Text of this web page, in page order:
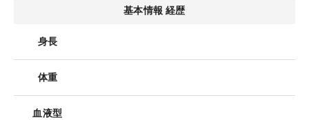
基本情報 経歴
身長
体重
血液型